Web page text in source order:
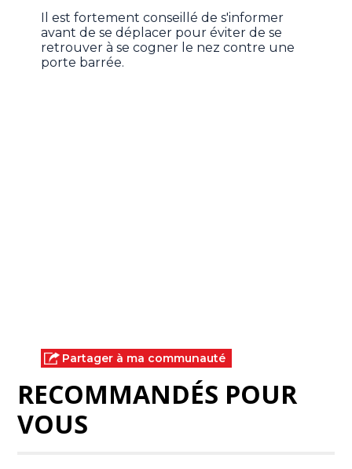
Il est fortement conseillé de s'informer
avant de se déplacer pour éviter de se
retrouver à se cogner le nez contre une
porte barrée.
Partager à ma communauté
RECOMMANDÉS POUR
VOUS